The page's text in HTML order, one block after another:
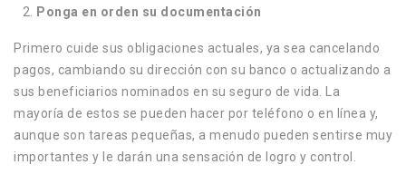
Ponga en orden su documentación
Primero cuide sus obligaciones actuales, ya sea cancelando
pagos, cambiando su dirección con su banco o actualizando a
sus beneficiarios nominados en su seguro de vida. La
mayoría de estos se pueden hacer por teléfono o en línea y,
aunque son tareas pequeñas, a menudo pueden sentirse muy
importantes y le darán una sensación de logro y control.